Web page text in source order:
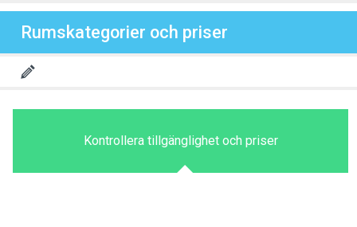
Rumskategorier och priser
Kontrollera tillgänglighet och priser